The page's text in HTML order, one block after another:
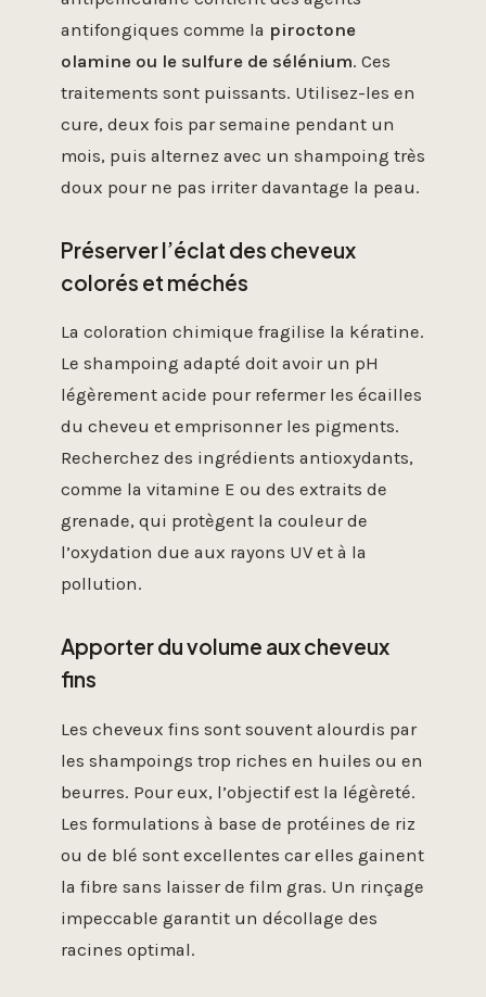
antifongiques comme la piroctone
olamine ou le sulfure de sélénium. Ces
traitements sont puissants. Utilisez-les en
cure, deux fois par semaine pendant un
mois, puis alternez avec un shampoing très
doux pour ne pas irriter davantage la peau.
Préserver l’éclat des cheveux
colorés et méchés
La coloration chimique fragilise la kératine.
Le shampoing adapté doit avoir un pH
légèrement acide pour refermer les écailles
du cheveu et emprisonner les pigments.
Recherchez des ingrédients antioxydants,
comme la vitamine E ou des extraits de
grenade, qui protègent la couleur de
l’oxydation due aux rayons UV et à la
pollution.
Apporter du volume aux cheveux
fins
Les cheveux fins sont souvent alourdis par
les shampoings trop riches en huiles ou en
beurres. Pour eux, l’objectif est la légèreté.
Les formulations à base de protéines de riz
ou de blé sont excellentes car elles gainent
la fibre sans laisser de film gras. Un rinçage
impeccable garantit un décollage des
racines optimal.